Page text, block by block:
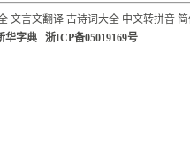
文言文翻译 古诗词大全 中文转拼音
字典 浙ICP备05019169号